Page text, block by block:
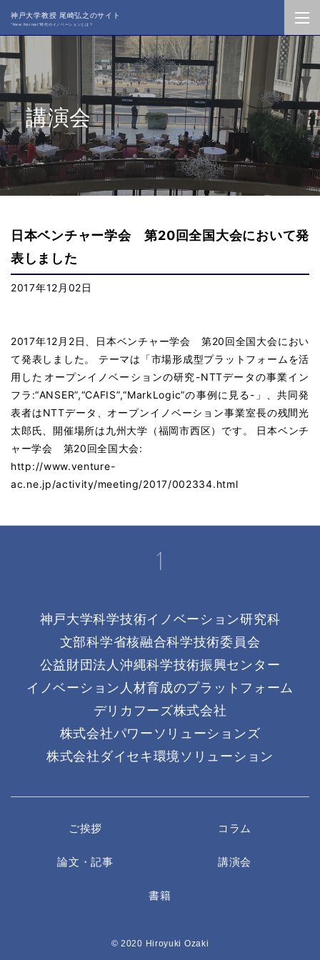
神戸大学教授 尾崎弘之のサイト
“New Normal”時代のイノベーションとは？
講演会
日本ベンチャー学会 第20回全国大会において発
表しました
2017年12月02日
2017年12月2日、日本ベンチャー学会 第20回全国大会におい
て発表しました。 テーマは「市場形成型プラットフォームを活
用した オープンイノベーションの研究 -NTTデータの事業イン
フラ:“ANSER”,“CAFIS”,“MarkLogic”の事例に見る-」、共同発
表者はNTTデータ、オープンイノベーション事業室長の残間光
太郎氏、開催場所は九州大学（福岡市西区）です。 日本ベンチ
ャー学会 第20回全国大会:
http://www.venture-
ac.ne.jp/activity/meeting/2017/002334.html
神戸大学科学技術イノベーション研究科
文部科学省核融合科学技術委員会
公益財団法人沖縄科学技術振興センター
イノベーション人材育成のプラットフォーム
デリカフーズ株式会社
株式会社パワーソリューションズ
株式会社ダイセキ環境ソリューション
ご挨拶 コラム
論文・記事 講演会
書籍
© 2020 Hiroyuki Ozaki